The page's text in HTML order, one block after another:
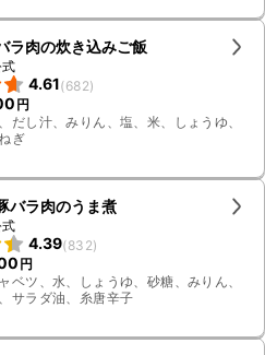
ラ肉の炊き込みご飯
4.61(682)
円
だし汁、みりん、塩、米、しょうゆ、
ぎ
バラ肉のうま煮
4.39(832)
円
ベツ、水、しょうゆ、砂糖、みりん、
サラダ油、糸唐辛子